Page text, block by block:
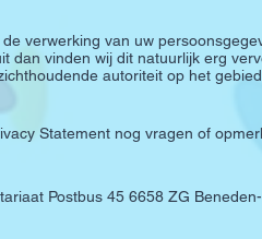
verwerking van uw
dan vinden wij dit natuurlijk erg
autoriteit op het
Statement nog vragen of
Postbus 45 6658 ZG